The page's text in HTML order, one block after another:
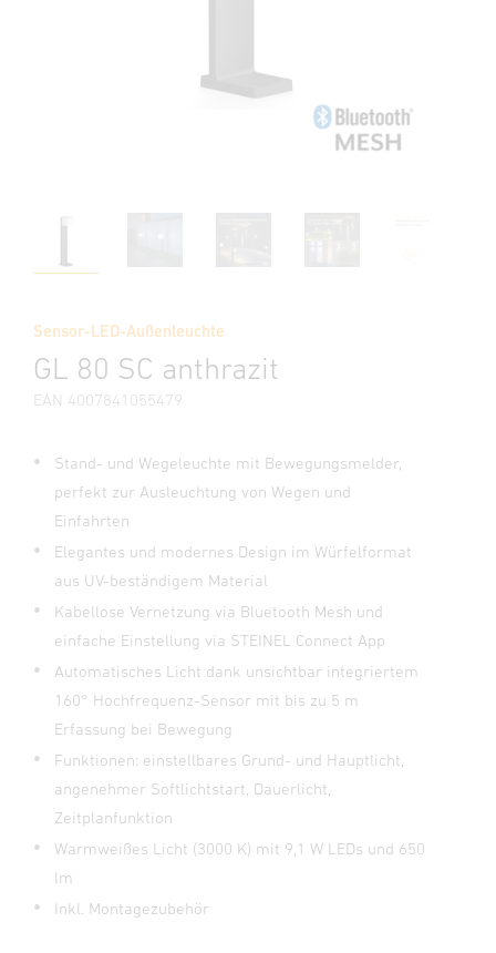
Sensor-LED-Außenleuchte
GL 80 SC anthrazit
EAN 4007841055479
Stand- und Wegeleuchte mit Bewegungsmelder,
perfekt zur Ausleuchtung von Wegen und
Einfahrten
Elegantes und modernes Design im Würfelformat
aus UV-beständigem Material
Kabellose Vernetzung via Bluetooth Mesh und
einfache Einstellung via STEINEL Connect App
Automatisches Licht dank unsichtbar integriertem
160° Hochfrequenz-Sensor mit bis zu 5 m
Erfassung bei Bewegung
Funktionen: einstellbares Grund- und Hauptlicht,
angenehmer Softlichtstart, Dauerlicht,
Zeitplanfunktion
Warmweißes Licht (3000 K) mit 9,1 W LEDs und 650
lm
Inkl. Montagezubehör